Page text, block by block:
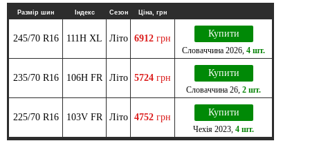
Размір шин Індекс Сезон Ціна, грн
245/70 R16 111H XL Літо 6912 грн Купити
Словаччина 2026 4 шт.
235/70 R16 106H FR Літо 5724 грн Купити
Словаччина 26 2 шт.
225/70 R16 103V FR Літо 4752 грн Купити
Чехія 2023 4 шт.